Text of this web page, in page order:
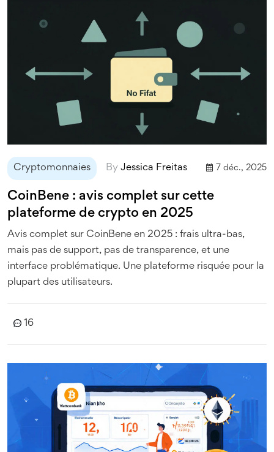
Cryptomonnaies By Jessica Freitas 7 déc., 2025
CoinBene : avis complet sur cette
plateforme de crypto en 2025
Avis complet sur CoinBene en 2025 : frais ultra-bas,
mais pas de support, pas de transparence, et une
interface problématique. Une plateforme risquée pour la
plupart des utilisateurs.
16